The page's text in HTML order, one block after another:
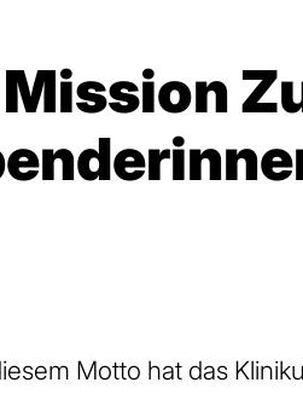
Motto hat das